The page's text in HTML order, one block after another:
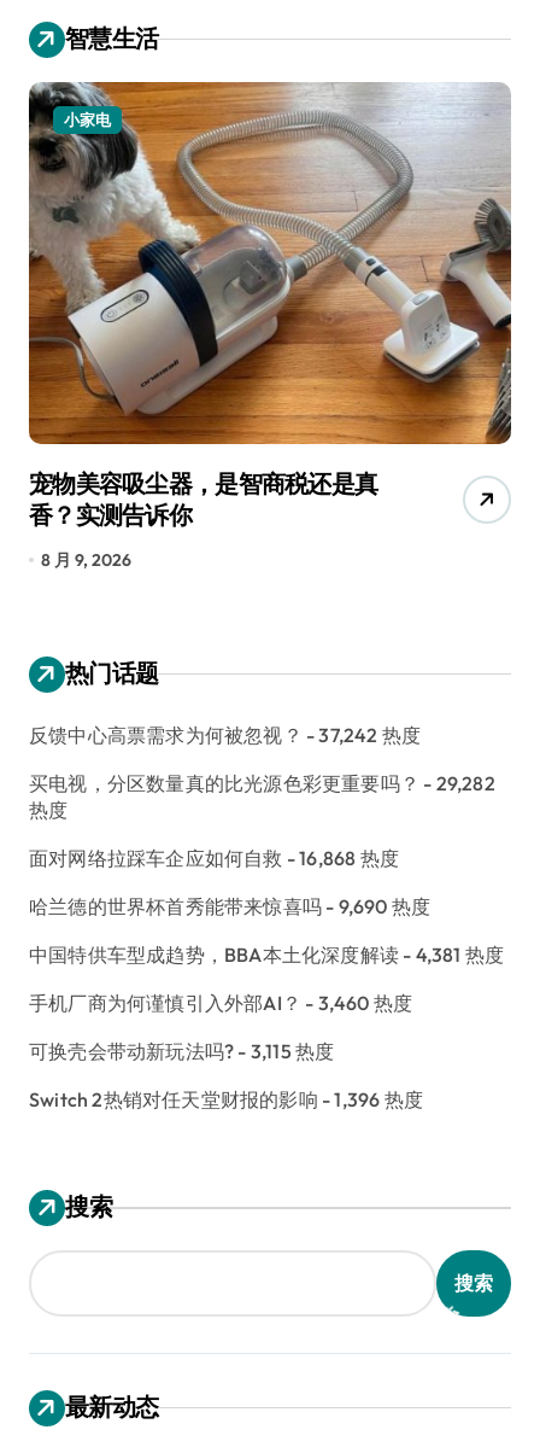
智慧生活
小家电
宠物美容吸尘器，是智商税还是真
香？实测告诉你
8 月 9, 2026
热门话题
反馈中心高票需求为何被忽视？ - 37,242 热度
买电视，分区数量真的比光源色彩更重要吗？ - 29,282
热度
面对网络拉踩车企应如何自救 - 16,868 热度
哈兰德的世界杯首秀能带来惊喜吗 - 9,690 热度
中国特供车型成趋势，BBA本土化深度解读 - 4,381 热度
手机厂商为何谨慎引入外部AI？ - 3,460 热度
可换壳会带动新玩法吗? - 3,115 热度
Switch 2热销对任天堂财报的影响 - 1,396 热度
搜索
搜索
最新动态